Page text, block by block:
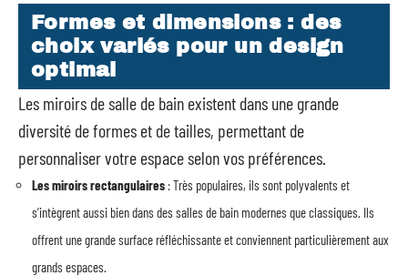
Formes et dimensions : des
choix variés pour un design
optimal
Les miroirs de salle de bain existent dans une grande
diversité de formes et de tailles, permettant de
personnaliser votre espace selon vos préférences.
Les miroirs rectangulaires : Très populaires, ils sont polyvalents et
s’intègrent aussi bien dans des salles de bain modernes que classiques. Ils
offrent une grande surface réfléchissante et conviennent particulièrement aux
grands espaces.